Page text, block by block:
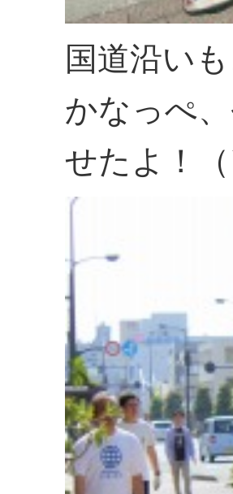
国道沿い
かなっぺ
せたよ！